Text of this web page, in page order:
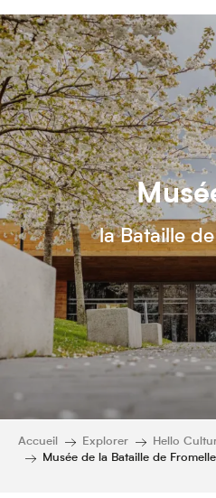
la Bataille
Accueil Explorer Hello
Musée de la Bataille de